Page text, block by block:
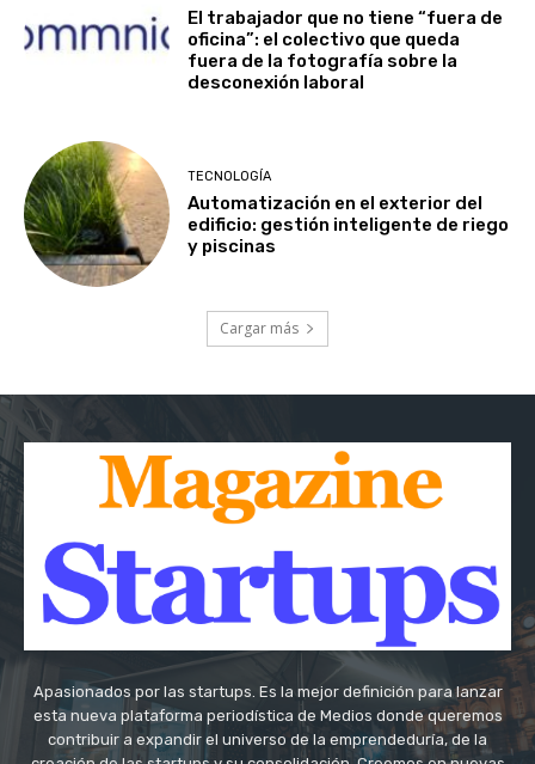
El trabajador que no tiene “fuera de
oficina”: el colectivo que queda
fuera de la fotografía sobre la
desconexión laboral
TECNOLOGÍA
Automatización en el exterior del
edificio: gestión inteligente de riego
y piscinas
Cargar más
Apasionados por las startups. Es la mejor definición para lanzar
esta nueva plataforma periodística de Medios donde queremos
contribuir a expandir el universo de la emprendeduría, de la